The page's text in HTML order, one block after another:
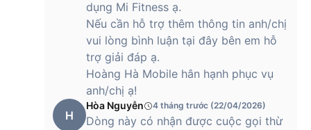
dẫn. Đây là sản phẩm được đánh giá cao về chất lượng
trong phân khúc giá của mình.
Với thiết kế thể thao, màn hình LCD sắc nét, cùng nhiều tính
năng hữu ích như theo dõi sức khỏe và đa dạng chế độ quản
lý, phân tích tập luyện, Xiaomi Redmi Watch 5 Active mang
lại trải nghiệm tối ưu cho người dùng, đặc biệt phù hợp với
những ai yêu thích thể thao và công nghệ.
dụng Mi Fitness ạ.
Nếu cần hỗ trợ thêm thông tin anh/chị
vui lòng bình luận tại đây bên em hỗ
trợ giải đáp ạ.
Hoàng Hà Mobile hân hạnh phục vụ
anh/chị ạ!
H
Hòa Nguyễn 4 tháng trước (22/04/2026)
Dòng này có nhận được cuộc gọi thừ